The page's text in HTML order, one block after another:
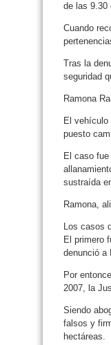
de las 9.30
Cuando
Tras la
seguridad
Ramona
El vehículo
puesto
El caso
sustraída
Ramona,
Los casos
El primero
denunció a
Por
2007, la
Siendo
falsos y
hectáreas.